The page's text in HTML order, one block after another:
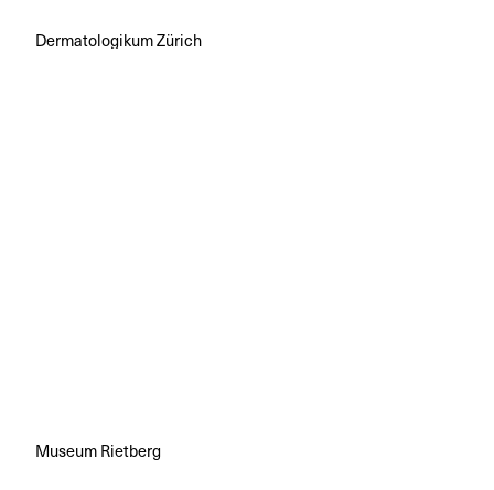
Dermatologikum Zürich
Museum Rietberg